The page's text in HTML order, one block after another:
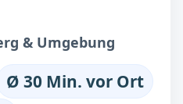
& Umgebung
Ø 30 Min. vor Ort